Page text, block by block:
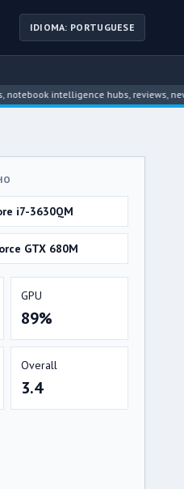
IDIOMA: PORTUGUESE
intelligence hubs, reviews, news,
i7-3630QM
GTX 680M
GPU
89%
Overall
3.4